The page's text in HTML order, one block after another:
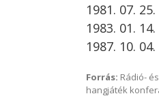
1981. 07.
1983. 01.
1987. 10.
Forrás: Rádió-
hangjáték